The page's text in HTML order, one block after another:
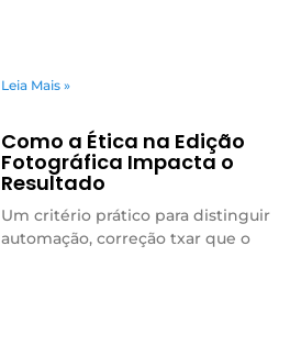
Leia Mais »
Como a Ética na Edição
Fotográfica Impacta o
Resultado
Um critério prático para distinguir
automação, correção txar que o